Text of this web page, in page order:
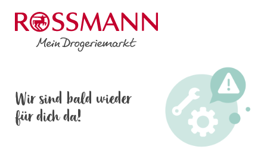
Wir sind bald wieder
für dich da!